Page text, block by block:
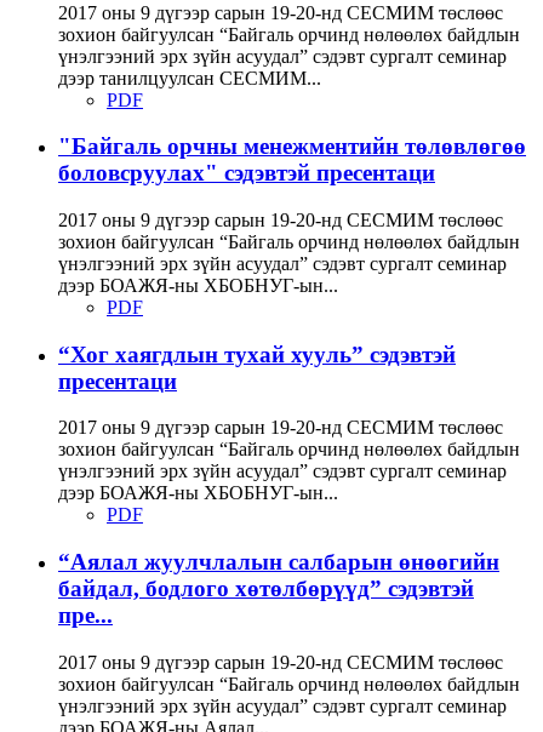
2017 оны 9 дүгээр сарын 19-20-нд СЕСМИМ төслөөс
зохион байгуулсан “Байгаль орчинд нөлөөлөх байдлын
үнэлгээний эрх зүйн асуудал” сэдэвт сургалт семинар
дээр танилцуулсан СЕСМИМ...
PDF
"Байгаль орчны менежментийн төлөвлөгөө
боловсруулах" сэдэвтэй пресентаци
2017 оны 9 дүгээр сарын 19-20-нд СЕСМИМ төслөөс
зохион байгуулсан “Байгаль орчинд нөлөөлөх байдлын
үнэлгээний эрх зүйн асуудал” сэдэвт сургалт семинар
дээр БОАЖЯ-ны ХБОБНУГ-ын...
PDF
“Хог хаягдлын тухай хууль” сэдэвтэй
пресентаци
2017 оны 9 дүгээр сарын 19-20-нд СЕСМИМ төслөөс
зохион байгуулсан “Байгаль орчинд нөлөөлөх байдлын
үнэлгээний эрх зүйн асуудал” сэдэвт сургалт семинар
дээр БОАЖЯ-ны ХБОБНУГ-ын...
PDF
“Аялал жуулчлалын салбарын өнөөгийн
байдал, бодлого хөтөлбөрүүд” сэдэвтэй
пре...
2017 оны 9 дүгээр сарын 19-20-нд СЕСМИМ төслөөс
зохион байгуулсан “Байгаль орчинд нөлөөлөх байдлын
үнэлгээний эрх зүйн асуудал” сэдэвт сургалт семинар
дээр БОАЖЯ-ны Аялал...